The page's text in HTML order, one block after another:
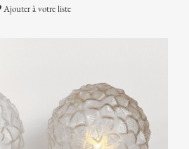
Ajouter à votre liste